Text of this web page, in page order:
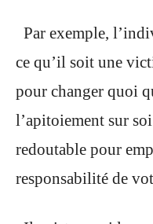
Par exemple,
ce qu’il soit une
pour changer quoi
l’apitoiement sur
redoutable pour
responsabilité de